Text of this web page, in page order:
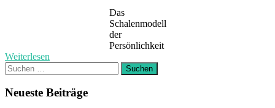
Das
Schalenmodell
der
Persönlichkeit
Weiterlesen
Suchen
nach:
Neueste Beiträge